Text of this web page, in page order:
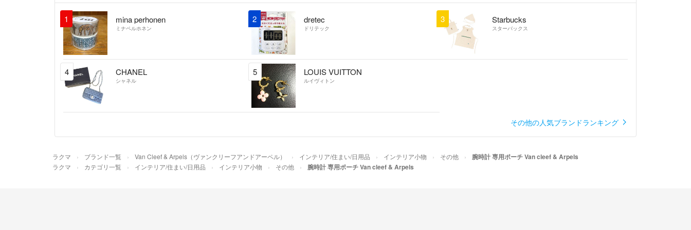
1 mina perhonen
ミナペルホネン
2 dretec
ドリテック
3 Starbucks
スターバックス
4 CHANEL
シャネル
5 LOUIS VUITTON
ルイヴィトン
その他の人気ブランドランキング
ラクマ ブランド一覧 Van Cleef & Arpels（ヴァンクリーフアンドアーペル） インテリア/住まい/日用品 インテリア小物 その他 腕時計 専用ポーチ Van cleef & Arpels
ラクマ カテゴリ一覧 インテリア/住まい/日用品 インテリア小物 その他 腕時計 専用ポーチ Van cleef & Arpels